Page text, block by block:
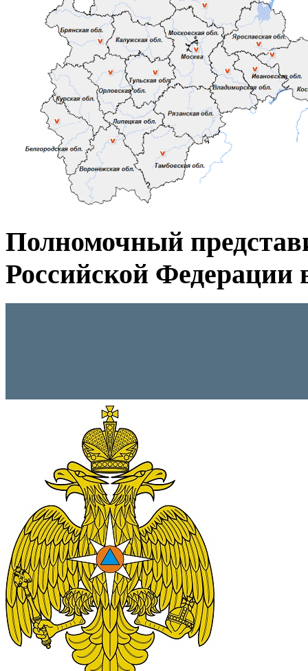
Полномочный
Российской